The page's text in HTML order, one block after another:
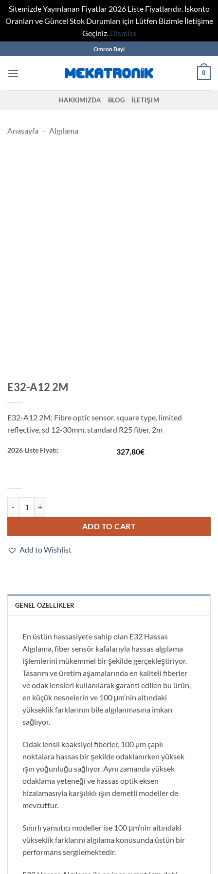
Sitemizde Yayınlanan Fiyatlar 2026 Liste Fiyatlarıdır. İskonto
Oranları ve Güncel Stok Durumları için Lütfen Bizimle İletişime
Geçiniz. Dismiss
to
content
Omron Bayi
0
HAKKIMIZDA BLOG İLETIŞIM
Anasayfa - Algılama
E32-A12 2M
E32-A12 2M; Fibre optic sensor, square type, limited
reflective, sd 12-30mm, standard R25 fiber, 2m
2026 Liste Fiyatı; 327,80€
ADD TO CART
Add to Wishlist
GENEL ÖZELLIKLER
En üstün hassasiyete sahip olan E32 Hassas
Algılama, fiber sensör kafalarıyla hassas algılama
işlemlerini mükemmel bir şekilde gerçekleştiriyor.
Tasarım ve üretim aşamalarında en kaliteli fiberler
ve odak lensleri kullanılarak garanti edilen bu ürün,
en küçük nesnelerin ve 100 μm’nin altındaki
yükseklik farklarının bile algılanmasına imkan
sağlıyor.
Odak lensli koaksiyel fiberler, 100 μm çaplı
noktalara hassas bir şekilde odaklanırken yüksek
ışın yoğunluğu sağlıyor. Aynı zamanda yüksek
odaklama yeteneği ve hassas optik eksen
hizalamasıyla karşılıklı ışın demetli modeller de
mevcuttur.
Sınırlı yansıtıcı modeller ise 100 μm’nin altındaki
yükseklik farklarını algılama konusunda üstün bir
performans sergilemektedir.